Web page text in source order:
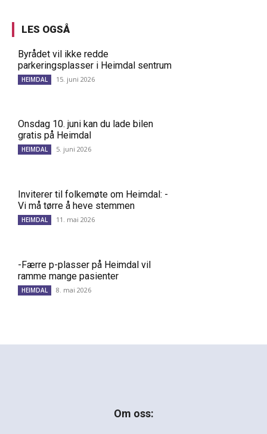
LES OGSÅ
Byrådet vil ikke redde
parkeringsplasser i Heimdal sentrum
HEIMDAL 15. juni 2026
Onsdag 10. juni kan du lade bilen
gratis på Heimdal
HEIMDAL 5. juni 2026
Inviterer til folkemøte om Heimdal: -
Vi må tørre å heve stemmen
HEIMDAL 11. mai 2026
-Færre p-plasser på Heimdal vil
ramme mange pasienter
HEIMDAL 8. mai 2026
Om oss: